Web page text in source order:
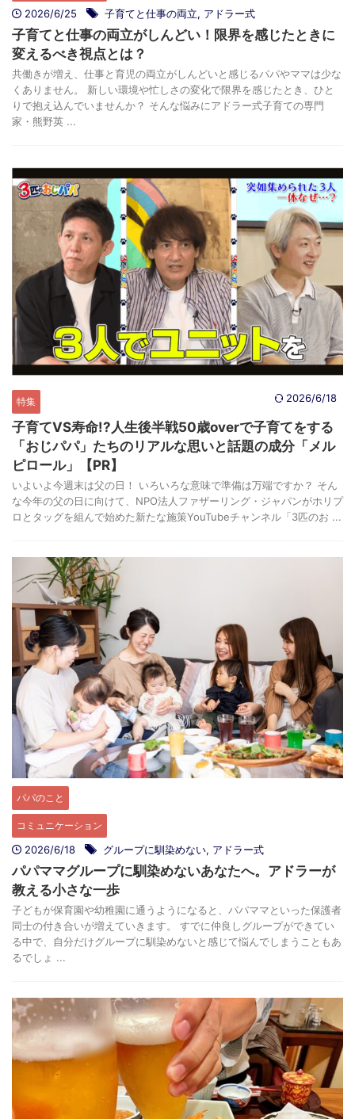
2026/6/25 子育てと仕事の両立, アドラー式
子育てと仕事の両立がしんどい！限界を感じたときに
変えるべき視点とは？
共働きが増え、仕事と育児の両立がしんどいと感じるパパやママは少な
くありません。 新しい環境や忙しさの変化で限界を感じたとき、ひと
りで抱え込んでいませんか？ そんな悩みにアドラー式子育ての専門
家・熊野英 ...
特集 2026/6/18
子育てVS寿命!?人生後半戦50歳overで子育てをする
「おじパパ」たちのリアルな思いと話題の成分「メル
ピロール」【PR】
いよいよ今週末は父の日！ いろいろな意味で準備は万端ですか？ そん
な今年の父の日に向けて、NPO法人ファザーリング・ジャパンがホリプ
ロとタッグを組んで始めた新たな施策YouTubeチャンネル「3匹のお ...
パパのこと
コミュニケーション
2026/6/18 グループに馴染めない, アドラー式
パパママグループに馴染めないあなたへ。アドラーが
教える小さな一歩
子どもが保育園や幼稚園に通うようになると、パパママといった保護者
同士の付き合いが増えていきます。 すでに仲良しグループができてい
る中で、自分だけグループに馴染めないと感じて悩んでしまうこともあ
るでしょ ...